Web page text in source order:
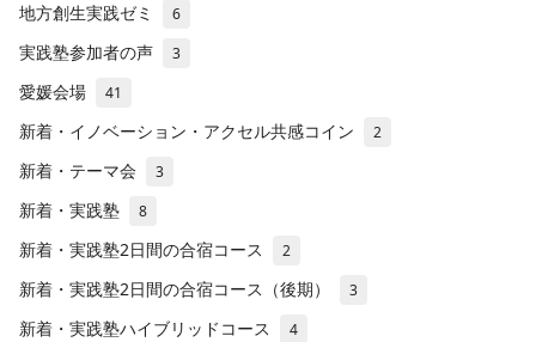
地方創生実践ゼミ 6
実践塾参加者の声 3
愛媛会場 41
新着・イノベーション・アクセル共感コイン 2
新着・テーマ会 3
新着・実践塾 8
新着・実践塾2日間の合宿コース 2
新着・実践塾2日間の合宿コース（後期） 3
新着・実践塾ハイブリッドコース 4